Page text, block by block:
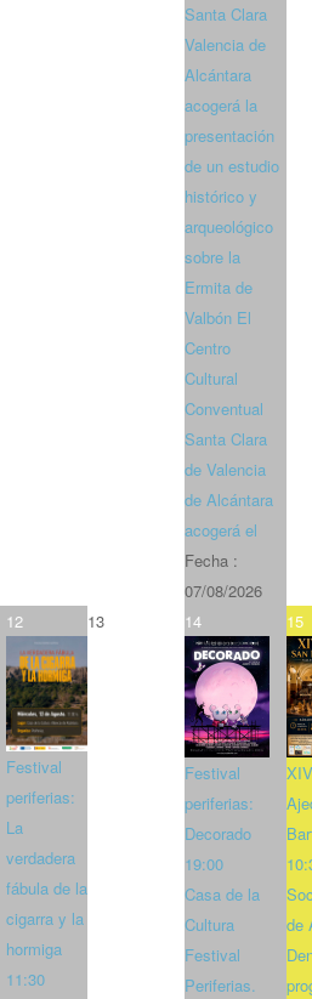
Santa Clara
Valencia de
Alcántara
acogerá la
presentación
de un estudio
histórico y
arqueológico
sobre la
Ermita de
Valbón El
Centro
Cultural
Conventual
Santa Clara
de Valencia
de Alcántara
acogerá el
Fecha :
07/08/2026
12
Festival
periferias:
La
verdadera
fábula de la
cigarra y la
hormiga
11:30
13 14
Festival
periferias:
Decorado
19:00
Casa de la
Cultura
Festival
Periferias.
15
de